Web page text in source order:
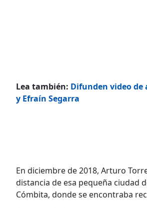
Lea también: Difunden video de
y Efraín Segarra
En diciembre de 2018, Arturo
distancia de esa pequeña ciudad
Cómbita, donde se encontraba